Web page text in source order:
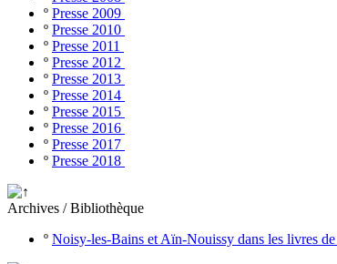
º Presse 2009
º Presse 2010
º Presse 2011
º Presse 2012
º Presse 2013
º Presse 2014
º Presse 2015
º Presse 2016
º Presse 2017
º Presse 2018
Archives / Bibliothèque
º Noisy-les-Bains et Aïn-Nouissy dans les livres